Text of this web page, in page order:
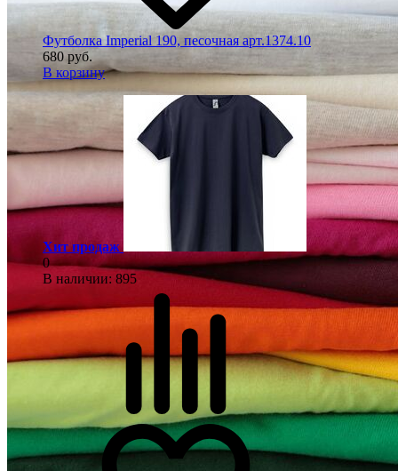
Футболка Imperial 190, песочная арт.1374.10
680 руб.
В корзину
Хит продаж
0
В наличии: 895